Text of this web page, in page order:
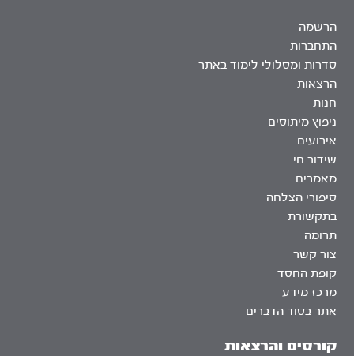
הרשמה
התחברות
סדרות ומסלולי לימוד באתר
הרצאות
חנות
ניפוץ מיתוסים
אירועים
שידור חי
מאמרים
סיפורי הצלחה
בתקשורת
תרומה
צור קשר
קופת החסד
מרכז מידע
אתר בסוד הדברים
קורסים והרצאות